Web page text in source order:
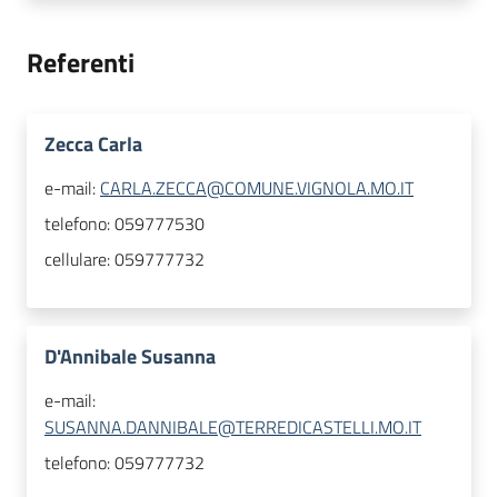
Referenti
Zecca Carla
e-mail: CARLA.ZECCA@COMUNE.VIGNOLA.MO.IT
telefono:059777530
cellulare:059777732
D'Annibale Susanna
e-mail:
SUSANNA.DANNIBALE@TERREDICASTELLI.MO.IT
telefono:059777732